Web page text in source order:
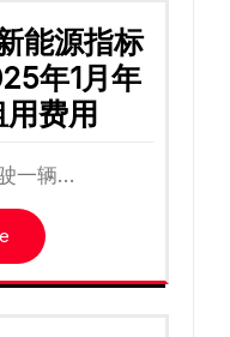
能源指标
年1月年
费用
一辆…